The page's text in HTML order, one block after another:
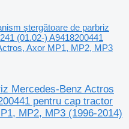
ștergătoare de parbriz
(01.02-) A9418200441
Axor MP1, MP2, MP3
Mercedes-Benz Actros
pentru cap tractor
MP2, MP3 (1996-2014)